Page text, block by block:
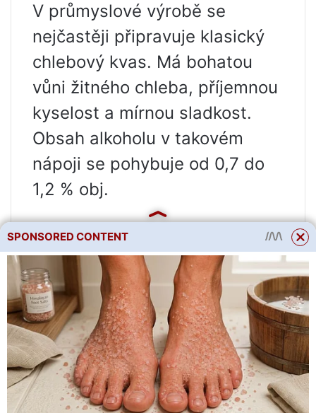
V průmyslové výrobě se
nejčastěji připravuje klasický
chlebový kvas. Má bohatou
vůni žitného chleba, příjemnou
kyselost a mírnou sladkost.
Obsah alkoholu v takovém
nápoji se pohybuje od 0,7 do
1,2 % obj.
SPONSORED CONTENT